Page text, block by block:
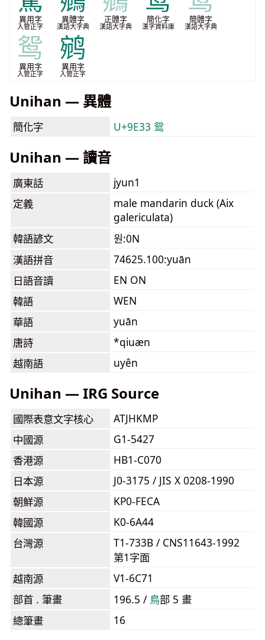
異用字
入管正字
異體字
漢語大字典
正體字
漢語大字典
簡化字
漢字資料庫
簡體字
漢語大字典
鸳
異用字
入管正字
鹓
異用字
入管正字
Unihan — 異體
簡化字 U+9E33 鸳
Unihan — 讀音
廣東話
jyun1
定義
male mandarin duck (Aix
galericulata)
韓語諺文
원:0N
漢語拼音
74625.100:yuān
日語音讀
EN ON
韓語
WEN
華語
yuān
唐詩
*qiuæn
越南語
uyên
Unihan — IRG Source
國際表意文字核心
ATJHKMP
中國源
G1-5427
香港源
HB1-C070
日本源
J0-3175 / JIS X 0208-1990
朝鮮源
KP0-FECA
韓國源
K0-6A44
台灣源
T1-733B / CNS11643-1992
第1字面
越南源
V1-6C71
部首 . 筆畫
196.5 / ⿃部 5 畫
總筆畫
16